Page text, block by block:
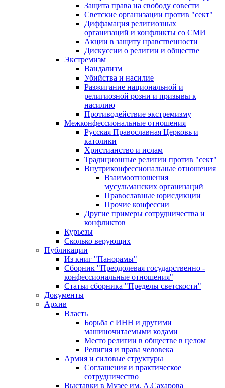
Защита права на свободу совести
Светские организации против "сект"
Диффамация религиозных
организаций и конфликты со СМИ
Акции в защиту нравственности
Дискуссии о религии и обществе
Экстремизм
Вандализм
Убийства и насилие
Разжигание национальной и
религиозной розни и призывы к
насилию
Противодействие экстремизму
Межконфессиональные отношения
Русская Православная Церковь и
католики
Христианство и ислам
Традиционные религии против "сект"
Внутриконфессиональные отношения
Взаимоотношения
мусульманских организаций
Православные юрисдикции
Прочие конфессии
Другие примеры сотрудничества и
конфликтов
Курьезы
Сколько верующих
Публикации
Из книг "Панорамы"
Сборник "Преодолевая государственно -
конфессиональные отношения"
Статьи сборника "Пределы светскости"
Документы
Архив
Власть
Борьба с ИНН и другими
машиночитаемыми кодами
Место религии в обществе в целом
Религия и права человека
Армия и силовые структуры
Соглашения и практическое
сотрудничество
Выставки в Музее им. А.Сахарова